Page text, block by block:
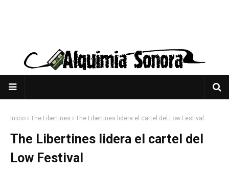
Inicio The Libertines The Libertines lidera el cartel del Low Festival
The Libertines lidera el cartel del
Low Festival